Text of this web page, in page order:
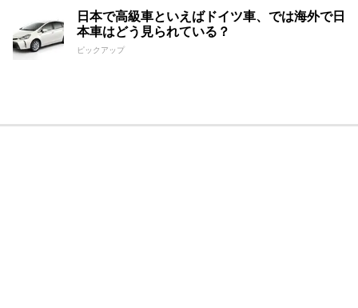
日本で高級車といえばドイツ車、では海外で日
本車はどう見られている？
ピックアップ